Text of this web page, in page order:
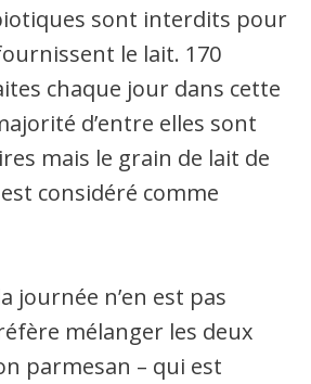
sont interdits pour
le lait. 170
chaque jour dans cette
d’entre elles sont
mais le grain de lait de
considéré comme
journée n’en est pas
mélanger les deux
parmesan – qui est